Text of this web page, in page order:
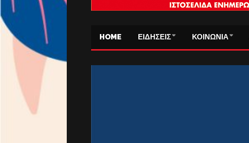
HOME ΕΙΔΗΣΕΙΣ ΚΟΙΝΩΝΙΑ